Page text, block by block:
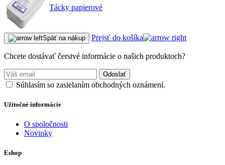
Tácky papierové
Späť na nákup Prejsť do košíka
Chcete dostávať čerstvé informácie o našich produktoch?
Odoslať
Súhlasím so zasielaním obchodných oznámení.
Užitočné informácie
O spoločnosti
Novinky
Eshop